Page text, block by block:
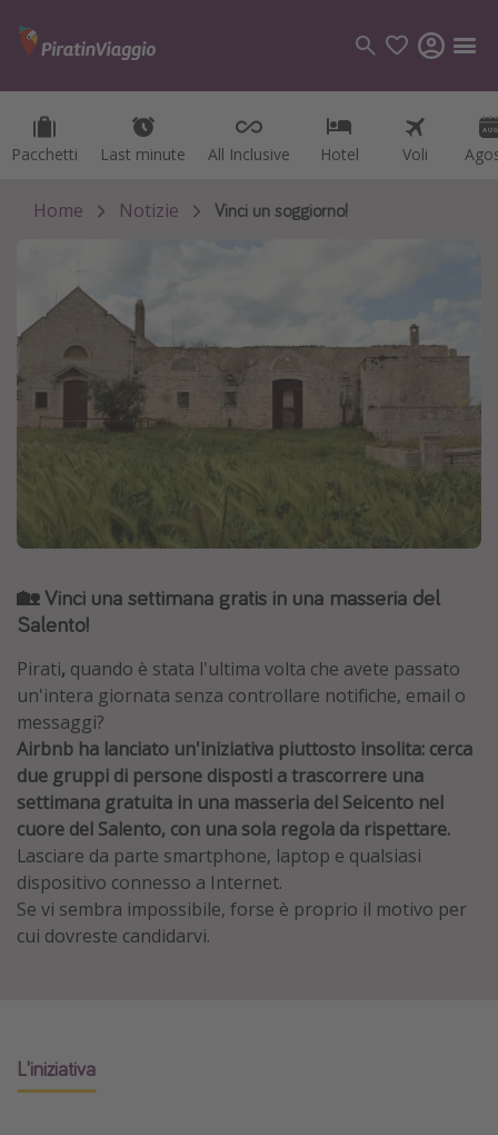
Pacchetti Last minute All Inclusive Hotel Voli
Pacchetti Last minute All Inclusive Hotel Voli
Categorie
Voli
Crociere
Destinazioni
Tutte le destinazioni
Egitto
Tunisia
Malta
Canarie
Capo Verde
Tipo di vacanza
Vacanze last minute
Vacanze all inclusive
Vacanze estate 2026
Vacanze al mare
Viaggi per single
Home Notizie Vinci un soggiorno!
🏡 Vinci una settimana gratis in una masseria del
Salento!
Pirati, quando è stata l'ultima volta che avete passato
un'intera giornata senza controllare notifiche, email o
messaggi?
Airbnb ha lanciato un'iniziativa piuttosto insolita: cerca
due gruppi di persone disposti a trascorrere una
settimana gratuita in una masseria del Seicento nel
cuore del Salento, con una sola regola da rispettare.
Lasciare da parte smartphone, laptop e qualsiasi
dispositivo connesso a Internet.
Se vi sembra impossibile, forse è proprio il motivo per
cui dovreste candidarvi.
L'iniziativa